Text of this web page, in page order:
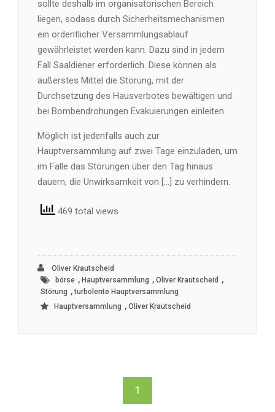
sollte deshalb im organisatorischen Bereich
liegen, sodass durch Sicherheitsmechanismen
ein ordentlicher Versammlungsablauf
gewährleistet werden kann. Dazu sind in jedem
Fall Saaldiener erforderlich. Diese können als
äußerstes Mittel die Störung, mit der
Durchsetzung des Hausverbotes bewältigen und
bei Bombendrohungen Evakuierungen einleiten.
Möglich ist jedenfalls auch zur
Hauptversammlung auf zwei Tage einzuladen, um
im Falle das Störungen über den Tag hinaus
dauern, die Unwirksamkeit von […] zu verhindern.
469 total views
Oliver Krautscheid
börse , Hauptversammlung , Oliver Krautscheid ,
Störung ,turbolente Hauptversammlung
Hauptversammlung , Oliver Krautscheid
1